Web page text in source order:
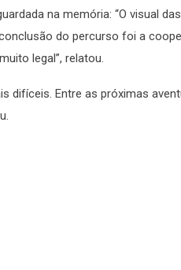
na memória: “O visual
do percurso foi a
legal”, relatou.
difíceis. Entre as próximas